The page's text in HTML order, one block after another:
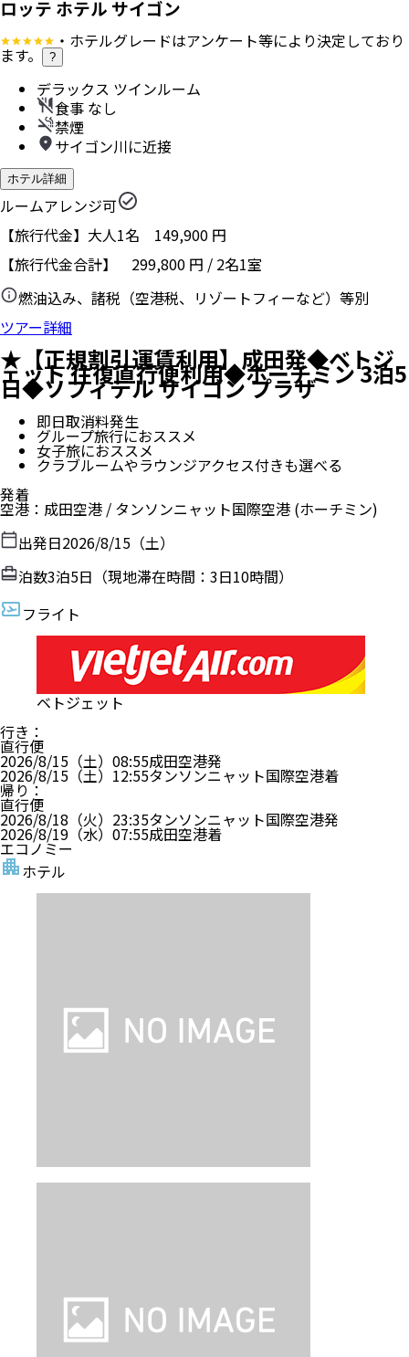
ロッテ ホテル サイゴン
・ホテルグレードはアンケート等により決定しており
ます。 ?
デラックス ツインルーム
食事 なし
禁煙
サイゴン川に近接
ホテル詳細
ルームアレンジ可
【旅行代金】大人1名 149,900 円
【旅行代金合計】 299,800 円 / 2名1室
燃油込み、諸税（空港税、リゾートフィーなど）等別
ツアー詳細
★【正規割引運賃利用】成田発◆ベトジ
ェット 往復直行便利用◆ホーチミン 3泊5
日◆ソフィテル サイゴン プラザ
即日取消料発生
グループ旅行におススメ
女子旅におススメ
クラブルームやラウンジアクセス付きも選べる
発着
空港 ： 成田空港 / タンソンニャット国際空港 (ホーチミン)
出発日2026/8/15（土）
泊数3泊5日（現地滞在時間： 3日10時間）
フライト
ベトジェット
行き ：
直行便
2026/8/15（土） 08:55成田空港発
2026/8/15（土） 12:55タンソンニャット国際空港着
帰り ：
直行便
2026/8/18（火） 23:35タンソンニャット国際空港発
2026/8/19（水） 07:55成田空港着
エコノミー
ホテル